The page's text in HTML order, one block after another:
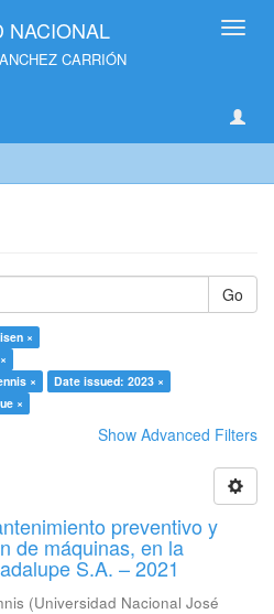
NACIONAL
CARRIÓN
Go
×
×
Date issued: 2023 ×
×
Show Advanced Filters
preventivo y
de máquinas, en la
S.A. – 2021
(Universidad Nacional José